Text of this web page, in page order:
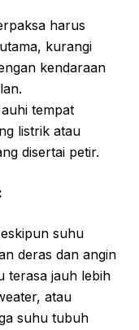
harus
kurangi
kendaraan
tempat
listrik atau
disertai petir.
suhu
deras dan angin
terasa jauh lebih
atau
suhu tubuh